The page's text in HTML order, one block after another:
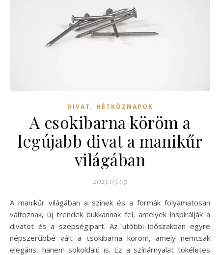
DIVAT , HÉTKÖZNAPOK
A csokibarna köröm a
legújabb divat a manikűr
világában
2025.03.07.
A manikűr világában a színek és a formák folyamatosan
változnak, új trendek bukkannak fel, amelyek inspirálják a
divatot és a szépségipart. Az utóbbi időszakban egyre
népszerűbbé vált a csokibarna köröm, amely nemcsak
elegáns, hanem sokoldalú is. Ez a színárnyalat tökéletes